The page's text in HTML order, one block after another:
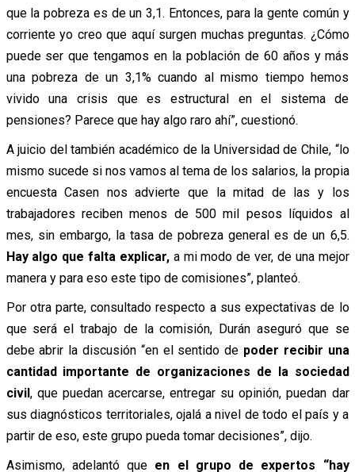
que la pobreza es de un 3,1. Entonces, para la gente común y
corriente yo creo que aquí surgen muchas preguntas. ¿Cómo
puede ser que tengamos en la población de 60 años y más
una pobreza de un 3,1% cuando al mismo tiempo hemos
vivido una crisis que es estructural en el sistema de
pensiones? Parece que hay algo raro ahí”, cuestionó.
A juicio del también académico de la Universidad de Chile, “lo
mismo sucede si nos vamos al tema de los salarios, la propia
encuesta Casen nos advierte que la mitad de las y los
trabajadores reciben menos de 500 mil pesos líquidos al
mes, sin embargo, la tasa de pobreza general es de un 6,5.
Hay algo que falta explicar,a mi modo de ver, de una mejor
manera y para eso este tipo de comisiones”, planteó.
Por otra parte, consultado respecto a sus expectativas de lo
que será el trabajo de la comisión, Durán aseguró que se
debe abrir la discusión “en el sentido de poder recibir una
cantidad importante de organizaciones de la sociedad
civil, que puedan acercarse, entregar su opinión, puedan dar
sus diagnósticos territoriales, ojalá a nivel de todo el país y a
partir de eso, este grupo pueda tomar decisiones”, dijo.
Asimismo, adelantó que en el grupo de expertos “hay